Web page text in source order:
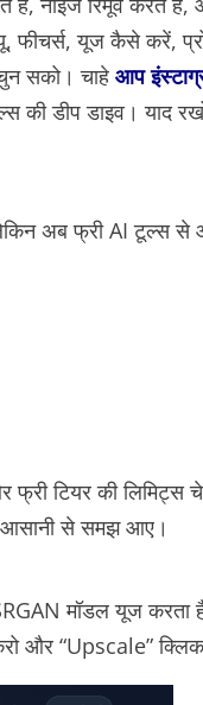
फीचर्स, यूज कैसे करें,
सको। चाहे आप
डीप डाइव। याद
अब फ्री AI टूल्स से
टियर की लिमिट्स
से समझ आए।
मॉडल यूज
और “Upscale”